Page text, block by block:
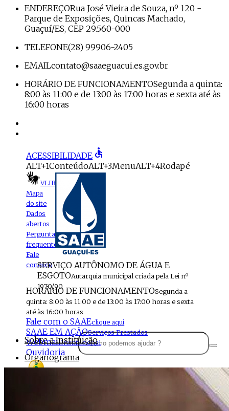
ENDEREÇORua José Vieira de Souza, nº 120 -
Parque de Exposições, Quincas Machado,
Guaçuí/ES, CEP 29.560-000
TELEFONE(28) 99906-2405
EMAILcontato@saaeguacui.es.gov.br
HORÁRIO DE FUNCIONAMENTOSegunda a quinta:
8:00 às 11:00 e de 13:00 às 17:00 horas e sexta até às
16:00 horas
ACESSIBILIDADE accessible
ALT+1ConteúdoALT+3MenuALT+4Rodapé
VLIBRAS
Mapa
do site
Dados
abertos
Perguntas
frequentes
Fale
conosco
SERVIÇO AUTÔNOMO DE ÁGUA E
ESGOTOAutarquia municipal criada pela Lei nº
1970/90
HORÁRIO DE FUNCIONAMENTOSegunda a
quinta: 8:00 às 11:00 e de 13:00 às 17:00 horas e sexta
até às 16:00 horas
Fale com o SAAEclique aqui
SAAE EM AÇÃOServiços Prestados
WebmailInstitucional
Ouvidoria
Sobre a Instituição
Organograma